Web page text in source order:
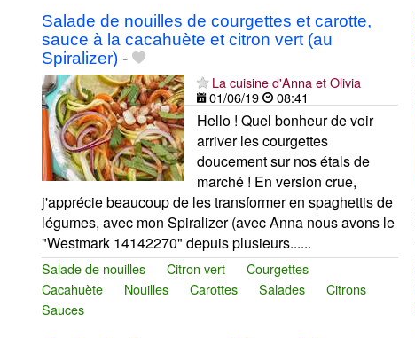
Salade de nouilles de courgettes et carotte,
sauce à la cacahuète et citron vert (au
Spiralizer) -
La cuisine d'Anna et Olivia
01/06/19
08:41
Hello ! Quel bonheur de voir
arriver les courgettes
doucement sur nos étals de
marché ! En version crue,
j'apprécie beaucoup de les transformer en spaghettis de
légumes, avec mon Spiralizer (avec Anna nous avons le
"Westmark 14142270" depuis plusieurs......
Salade de nouilles Citron vert
Courgettes
Cacahuète
Nouilles Carottes Salades
Citrons
Sauces